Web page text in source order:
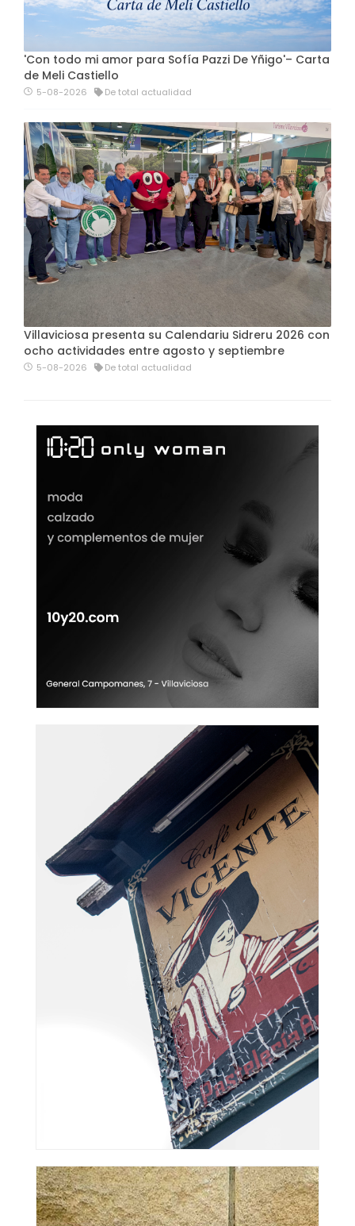
'Con todo mi amor para Sofía Pazzi De Yñigo'– Carta
de Meli Castiello
5-08-2026 De total actualidad
Villaviciosa presenta su Calendariu Sidreru 2026 con
ocho actividades entre agosto y septiembre
5-08-2026 De total actualidad